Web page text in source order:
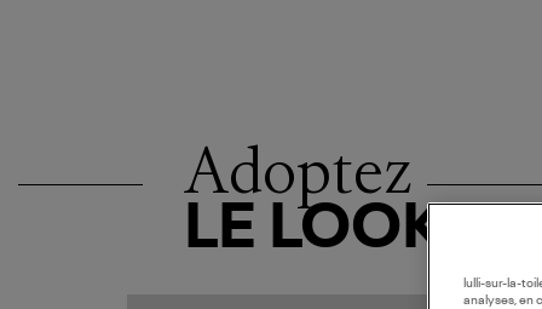
Adoptez
LE LOOK
lulli-sur-la-
analyses, en